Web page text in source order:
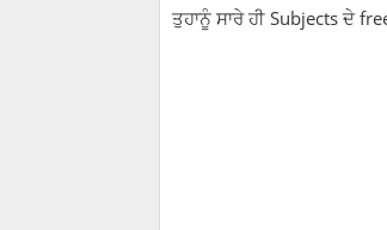
ਤੁਹਾਨੂੰ ਸਾਰੇ ਹੀ Subjects ਦੇ